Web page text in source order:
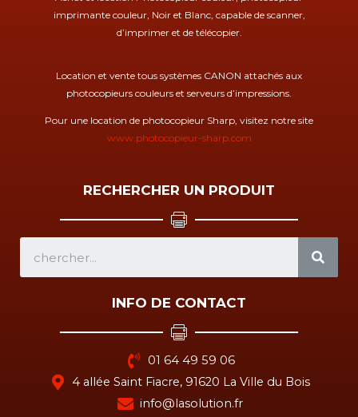
imprimante couleur, Noir et Blanc, capable de scanner,
d’imprimer et de télécopier.
Location et vente tous systèmes CANON attachés aux
photocopieurs couleurs et serveurs d’impressions.
Pour une location de photocopieur Sharp, visitez notre site
www.photocopieur-sharp.com
RECHERCHER UN PRODUIT
INFO DE CONTACT
01 64 49 59 06
4 allée Saint Fiacre, 91620 La Ville du Bois
info@lasolution.fr